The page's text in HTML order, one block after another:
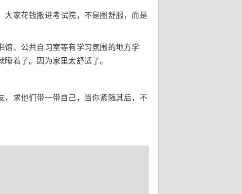
大家花钱搬进考试院，不是图舒服，而是
馆、公共自习室等有学习氛围的地方学
着了。因为家里太舒适了。
，求他们带一带自己，当你紧随其后，不